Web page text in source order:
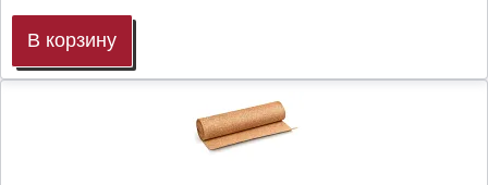
В корзину